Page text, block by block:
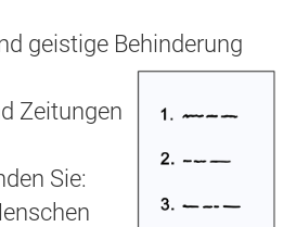
geistige Behinderung
Zeitungen
Sie: